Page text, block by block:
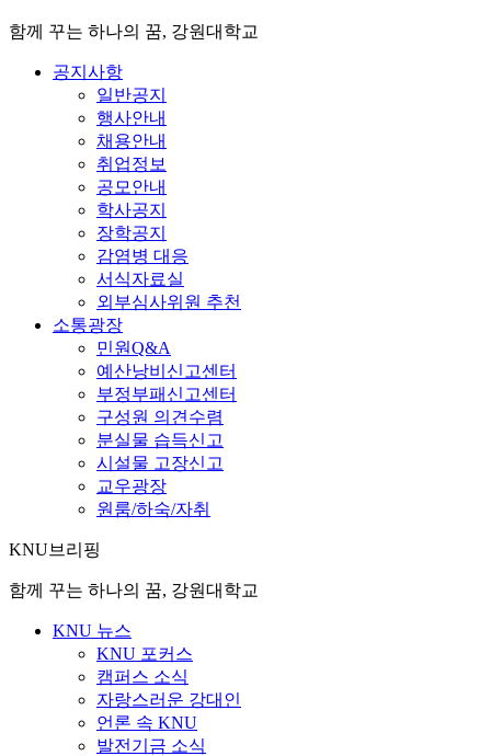
함께 꾸는 하나의 꿈, 강원대학교
공지사항
일반공지
행사안내
채용안내
취업정보
공모안내
학사공지
장학공지
감염병 대응
서식자료실
외부심사위원 추천
소통광장
민원Q&A
예산낭비신고센터
부정부패신고센터
구성원 의견수렴
분실물 습득신고
시설물 고장신고
교우광장
원룸/하숙/자취
KNU브리핑
함께 꾸는 하나의 꿈, 강원대학교
KNU 뉴스
KNU 포커스
캠퍼스 소식
자랑스러운 강대인
언론 속 KNU
발전기금 소식